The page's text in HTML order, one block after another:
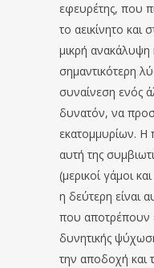
εφευρέτης, που
το αεικίνητο και
μικρή ανακάλυψη
σημαντικότερη
συναίνεση ενός
δυνατόν, να
εκατομμυρίων. Η
αυτή της
(μερικοί γάμοι
η δεύτερη είναι
που αποτρέπουν
δυνητικής
την αποδοχή και